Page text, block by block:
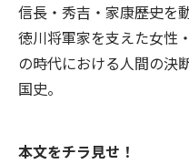
信長・秀吉・家康――歴史
徳川将軍家を支えた女性
の時代における人間の決
国史。
本文をチラ見せ！